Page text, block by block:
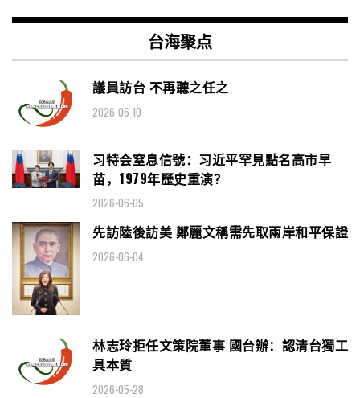
台海聚点
議員訪台 不再聽之任之
2026-06-10
习特会窒息信號：习近平罕見點名高市早
苗，1979年歷史重演？
2026-06-05
先訪陸後訪美 鄭麗文稱需先取兩岸和平保證
2026-06-04
林志玲拒任文策院董事 國台辦：認清台獨工
具本質
2026-05-28